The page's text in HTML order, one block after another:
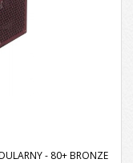
- 80+ BRONZE